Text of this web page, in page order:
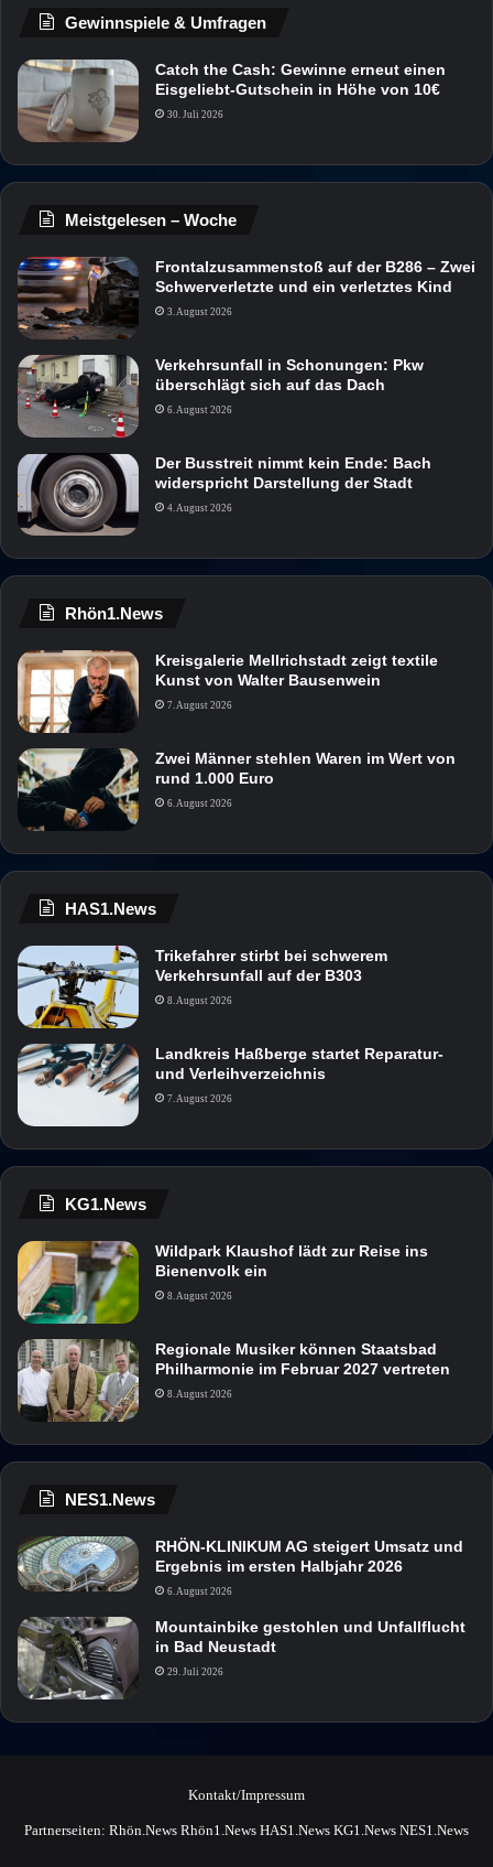
Gewinnspiele & Umfragen
Catch the Cash: Gewinne erneut einen
Eisgeliebt-Gutschein in Höhe von 10€
30. Juli 2026
Meistgelesen – Woche
Frontalzusammenstoß auf der B286 – Zwei
Schwerverletzte und ein verletztes Kind
3. August 2026
Verkehrsunfall in Schonungen: Pkw
überschlägt sich auf das Dach
6. August 2026
Der Busstreit nimmt kein Ende: Bach
widerspricht Darstellung der Stadt
4. August 2026
Rhön1.News
Kreisgalerie Mellrichstadt zeigt textile
Kunst von Walter Bausenwein
7. August 2026
Zwei Männer stehlen Waren im Wert von
rund 1.000 Euro
6. August 2026
HAS1.News
Trikefahrer stirbt bei schwerem
Verkehrsunfall auf der B303
8. August 2026
Landkreis Haßberge startet Reparatur-
und Verleihverzeichnis
7. August 2026
KG1.News
Wildpark Klaushof lädt zur Reise ins
Bienenvolk ein
8. August 2026
Regionale Musiker können Staatsbad
Philharmonie im Februar 2027 vertreten
8. August 2026
NES1.News
RHÖN-KLINIKUM AG steigert Umsatz und
Ergebnis im ersten Halbjahr 2026
6. August 2026
Mountainbike gestohlen und Unfallflucht
in Bad Neustadt
29. Juli 2026
Kontakt/Impressum
Partnerseiten: Rhön.News Rhön1.News HAS1.News KG1.News NES1.News